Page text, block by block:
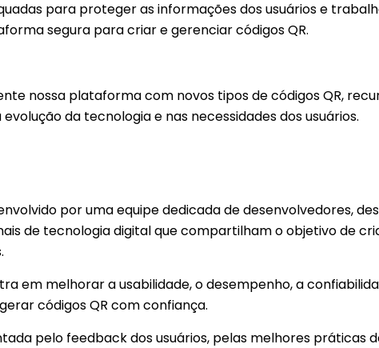
para proteger as informações dos usuários e
segura para criar e gerenciar códigos QR.
nossa plataforma com novos tipos de códigos QR,
da tecnologia e nas necessidades dos usuários.
por uma equipe dedicada de desenvolvedores,
de tecnologia digital que compartilham o objetivo de
em melhorar a usabilidade, o desempenho, a
códigos QR com confiança.
pelo feedback dos usuários, pelas melhores práticas